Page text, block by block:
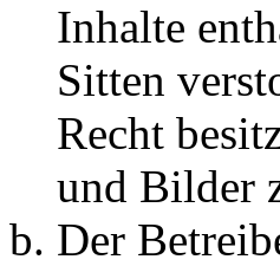
Inhalte
Sitten
Recht
und Bilder
Der